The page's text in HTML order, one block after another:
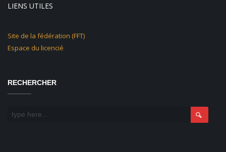
LIENS UTILES
Site de la fédération (FFT)
Espace du licencié
RECHERCHER